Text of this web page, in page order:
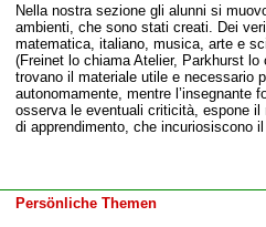
Nella nostra sezione gli alunni si
ambienti, che sono stati creati. Dei
matematica, italiano, musica, arte e
(Freinet lo chiama Atelier, Parkhurst
trovano il materiale utile e necessario
autonomamente, mentre l’insegnante
osserva le eventuali criticità, espone
di apprendimento, che incuriosiscono
Persönliche Themen